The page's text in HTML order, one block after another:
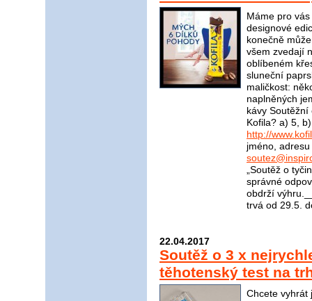
Máme pro
designové
konečně
všem zvedají
oblíbeném
sluneční
maličkost:
naplněných
kávy
Kofila? a) 5,
http://
jméno,
„Soutěž o
správné
obdrží
trvá od 29.5.
22.04.2017
Soutěž o 3 x
těhotenský test na
Chcete vyhrát